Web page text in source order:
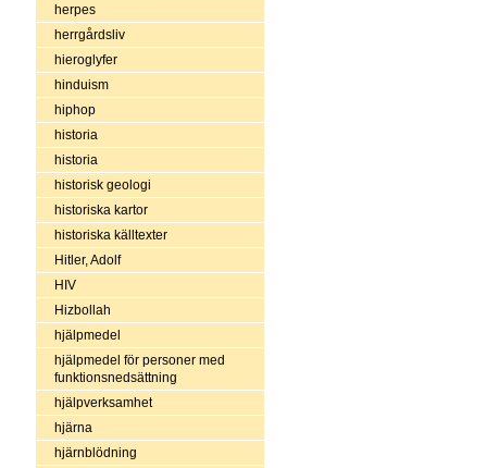
herpes
herrgårdsliv
hieroglyfer
hinduism
hiphop
historia
historia
historisk geologi
historiska kartor
historiska källtexter
Hitler, Adolf
HIV
Hizbollah
hjälpmedel
hjälpmedel för personer med
funktionsnedsättning
hjälpverksamhet
hjärna
hjärnblödning